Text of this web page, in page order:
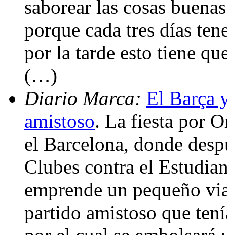
saborear las cosas
porque cada tres días
por la tarde esto tiene
(…)
Diario Marca: El Barça
amistoso. La fiesta por
el Barcelona, donde
Clubes contra el
emprende un pequeño
partido amistoso que